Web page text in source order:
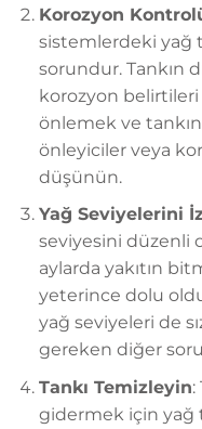
Korozyon
sistemlerdeki yağ
sorundur. Tankın
korozyon belirtileri
önlemek ve
önleyiciler veya
düşünün.
Yağ Seviyelerini
seviyesini düzenli
aylarda yakıtın
yeterince dolu
yağ seviyeleri de
gereken diğer
Tankı Temizleyin:
gidermek için yağ